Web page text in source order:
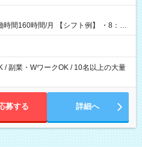
【シフト例】 ・8：00
/ 副業・WワークOK / 10名以上の大量
募する 詳細へ